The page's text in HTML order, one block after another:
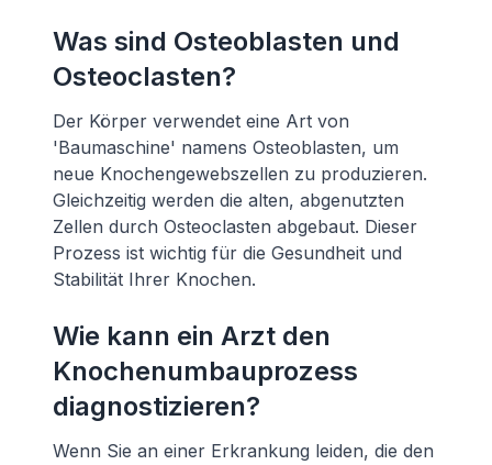
Was sind Osteoblasten und
Osteoclasten?
Der Körper verwendet eine Art von
'Baumaschine' namens Osteoblasten, um
neue Knochengewebszellen zu produzieren.
Gleichzeitig werden die alten, abgenutzten
Zellen durch Osteoclasten abgebaut. Dieser
Prozess ist wichtig für die Gesundheit und
Stabilität Ihrer Knochen.
Wie kann ein Arzt den
Knochenumbauprozess
diagnostizieren?
Wenn Sie an einer Erkrankung leiden, die den